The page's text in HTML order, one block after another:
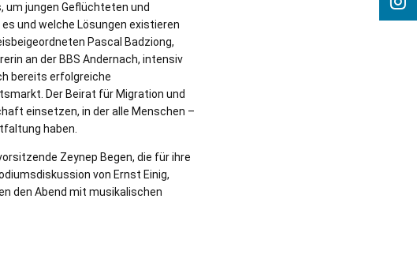
um jungen Geflüchteten und
und welche Lösungen existieren
Pascal Badziong,
an der BBS Andernach, intensiv
bereits erfolgreiche
Der Beirat für Migration und
einsetzen, in der alle Menschen –
haben.
Zeynep Begen, die für ihre
von Ernst Einig,
den Abend mit musikalischen